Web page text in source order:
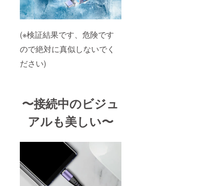
(※検証結果です、危険です
ので絶対に真似しないでく
ださい)
〜接続中のビジュ
アルも美しい〜